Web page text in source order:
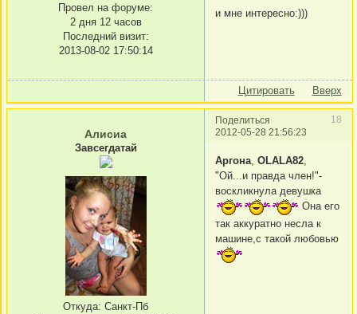
Провел на форуме:
2 дня 12 часов
Последний визит:
2013-08-02 17:50:14
и мне интересно:)))
Цитировать Вверх
Поделиться
18
2012-05-28 21:56:23
Алисиа
Завсегдатай
Откуда: Санкт-Пб
Аргона OLALA82
"Ой...и правда член!"-
воскликнула девушка
Она его
так аккуратно несла к
машине,с такой любовью